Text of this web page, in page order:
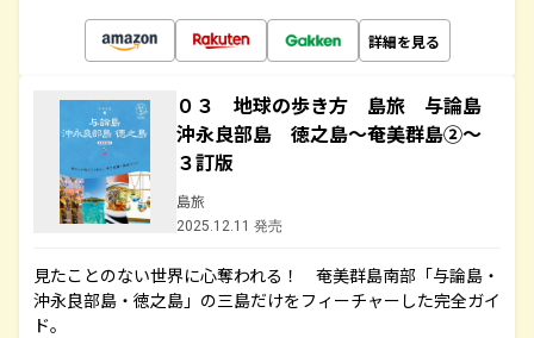
詳細を見る
０３ 地球の歩き方 島旅 与論島
沖永良部島 徳之島～奄美群島②～
３訂版
島旅
2025.12.11 発売
見たことのない世界に心奪われる！ 奄美群島南部「与論島・
沖永良部島・徳之島」の三島だけをフィーチャーした完全ガイ
ド。